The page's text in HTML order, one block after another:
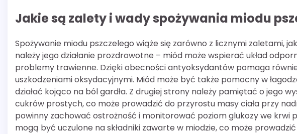
Jakie są zalety i wady spożywania miodu
Spożywanie miodu pszczelego wiąże się zarówno z licznymi zaletami,
należy jego działanie prozdrowotne – miód może wspierać układ
problemy trawienne. Dzięki obecności antyoksydantów pomaga
uszkodzeniami oksydacyjnymi. Miód może być także pomocny w
działać kojąco na ból gardła. Z drugiej strony należy pamiętać o jego
cukrów prostych, co może prowadzić do przyrostu masy ciała przy
powinny zachować ostrożność i monitorować poziom glukozy we krwi
mogą być uczulone na składniki zawarte w miodzie, co może